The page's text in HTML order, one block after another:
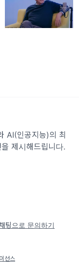
AI(인공지능)의 최
제시해드립니다.
팅으로 문의하기
선스